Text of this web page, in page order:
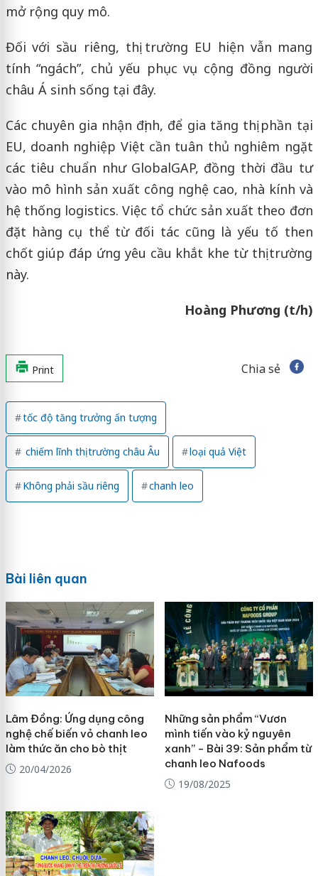
mở rộng quy mô.
Đối với sầu riêng, thị trường EU hiện vẫn mang
tính “ngách”, chủ yếu phục vụ cộng đồng người
châu Á sinh sống tại đây.
Các chuyên gia nhận định, để gia tăng thị phần tại
EU, doanh nghiệp Việt cần tuân thủ nghiêm ngặt
các tiêu chuẩn như GlobalGAP, đồng thời đầu tư
vào mô hình sản xuất công nghệ cao, nhà kính và
hệ thống logistics. Việc tổ chức sản xuất theo đơn
đặt hàng cụ thể từ đối tác cũng là yếu tố then
chốt giúp đáp ứng yêu cầu khắt khe từ thị trường
này.
Hoàng Phương (t/h)
Print Chia sẻ
tốc độ tăng trưởng ấn tượng
chiếm lĩnh thị trường châu Âu loại quả Việt
Không phải sầu riêng chanh leo
Bài liên quan
Lâm Đồng: Ứng dụng công
nghệ chế biến vỏ chanh leo
làm thức ăn cho bò thịt
20/04/2026
Những sản phẩm “Vươn
mình tiến vào kỷ nguyên
xanh” - Bài 39: Sản phẩm từ
chanh leo Nafoods
19/08/2025